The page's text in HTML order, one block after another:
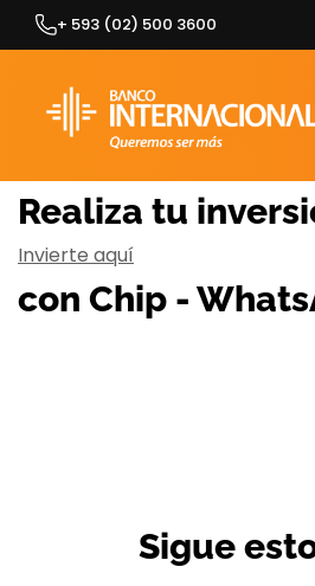
Skip
+ 593 (02) 500 3600
Realiza tu
Invierte aquí
con Chip -
Sigue